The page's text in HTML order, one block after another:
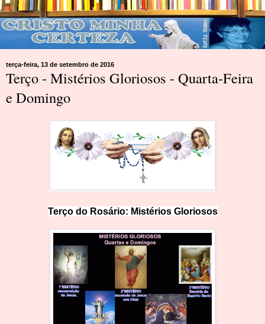
terça-feira, 13 de setembro de 2016
Terço - Mistérios Gloriosos - Quarta-Feira
e Domingo
Terço do Rosário: Mistérios Gloriosos